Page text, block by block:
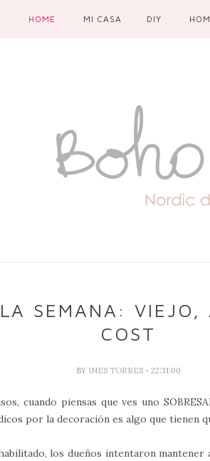
HOME MI CASA DIY
SEMANA: VIEJO,
COST
BY INES TORRES - 22:31:00
cuando piensas que ves uno
por la decoración es algo que tienen
los dueños intentaron